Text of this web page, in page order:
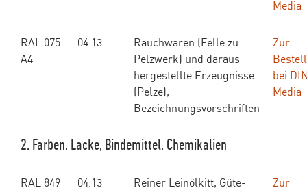
Media
RAL 075
A4
04.13
Rauchwaren (Felle zu
Pelzwerk) und daraus
hergestellte Erzeugnisse
(Pelze),
Bezeichnungsvorschriften
Zur
bei
Media
2. Farben, Lacke, Bindemittel, Chemikalien
RAL 849
04.13
Reiner Leinölkitt, Güte-
Zur